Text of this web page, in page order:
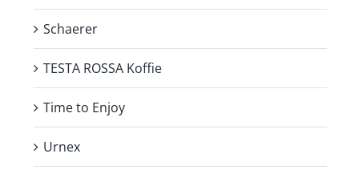
Schaerer
TESTA ROSSA Koffie
Time to Enjoy
Urnex